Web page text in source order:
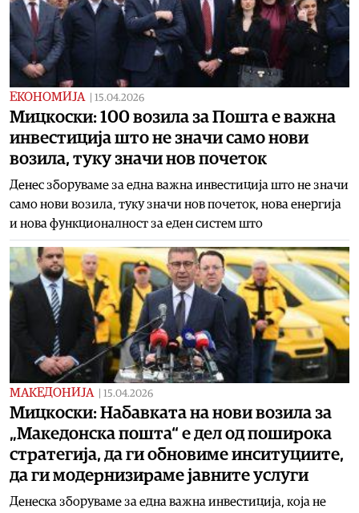
ЕКОНОМИЈА 15.04.2026
Мицкоски: 100 возила за Пошта е важна
инвестиција што не значи само нови
возила, туку значи нов почеток
Денес зборуваме за една важна инвестиција што не значи
само нови возила, туку значи нов почеток, нова енергија
и нова функционалност за еден систем што
МАКЕДОНИЈА 15.04.2026
Мицкоски: Набавката на нови возила за
„Македонска пошта“ е дел од поширока
стратегија, да ги обновиме инситуциите,
да ги модернизираме јавните услуги
Денеска зборуваме за една важна инвестиција, која не